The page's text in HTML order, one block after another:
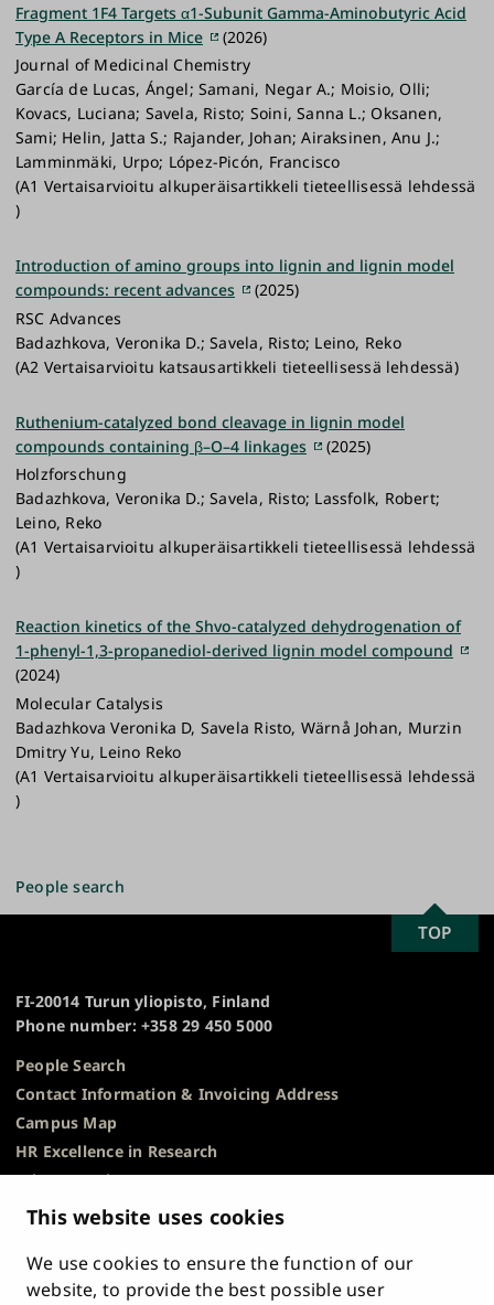
This website uses cookies
We use cookies to ensure the function of our
website, to provide the best possible user
Fragment 1F4 Targets α1-Subunit Gamma-Aminobutyric Acid
Type A Receptors in Mice
(2026)
Journal of Medicinal Chemistry
García de Lucas, Ángel; Samani, Negar A.; Moisio, Olli;
Kovacs, Luciana; Savela, Risto; Soini, Sanna L.; Oksanen,
Sami; Helin, Jatta S.; Rajander, Johan; Airaksinen, Anu J.;
Lamminmäki, Urpo; López-Picón, Francisco
(A1 Vertaisarvioitu alkuperäisartikkeli tieteellisessä lehdessä
)
Introduction of amino groups into lignin and lignin model
compounds: recent advances
(2025)
RSC Advances
Badazhkova, Veronika D.; Savela, Risto; Leino, Reko
(A2 Vertaisarvioitu katsausartikkeli tieteellisessä lehdessä)
Ruthenium-catalyzed bond cleavage in lignin model
compounds containing β–O–4 linkages
(2025)
Holzforschung
Badazhkova, Veronika D.; Savela, Risto; Lassfolk, Robert;
Leino, Reko
(A1 Vertaisarvioitu alkuperäisartikkeli tieteellisessä lehdessä
)
Reaction kinetics of the Shvo-catalyzed dehydrogenation of
1-phenyl-1,3-propanediol-derived lignin model compound
(2024)
Molecular Catalysis
Badazhkova Veronika D, Savela Risto, Wärnå Johan, Murzin
Dmitry Yu, Leino Reko
(A1 Vertaisarvioitu alkuperäisartikkeli tieteellisessä lehdessä
)
People search
FI-20014 Turun yliopisto, Finland
Phone number: +358 29 450 5000
People Search
Contact Information & Invoicing Address
Campus Map
HR Excellence in Research
Privacy Notice
Description of Document Publicity & Information
Whistleblowing
Accessibility Statement
SCROLL
TO
TOP